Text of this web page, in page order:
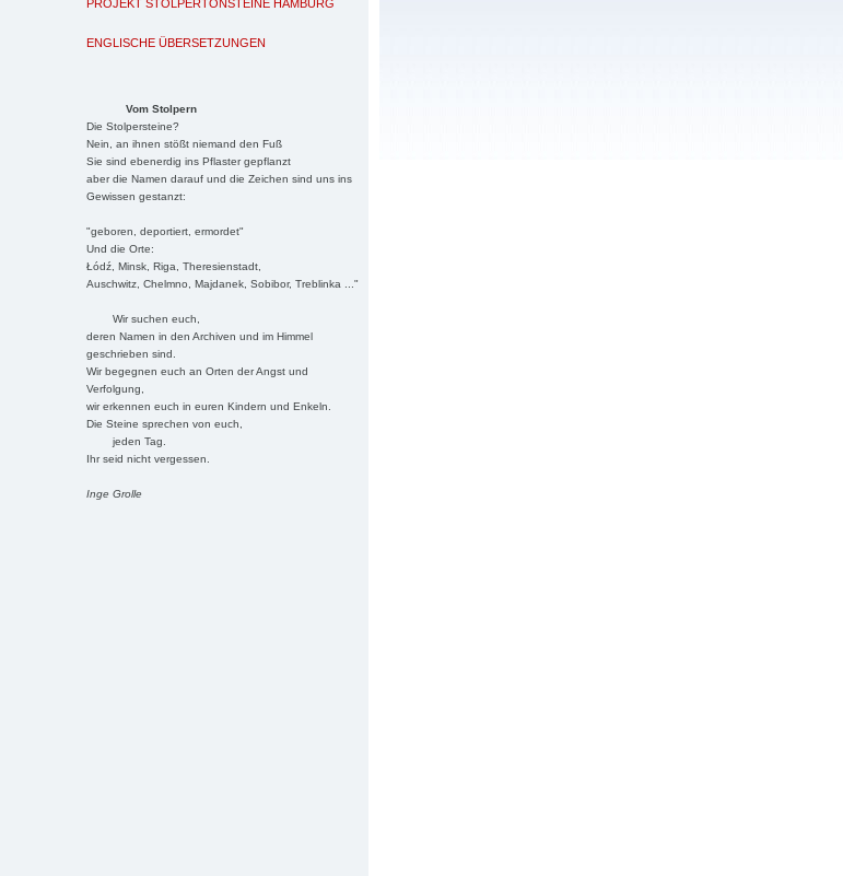
PROJEKT STOLPERTONSTEINE HAMBURG
ENGLISCHE ÜBERSETZUNGEN
Vom Stolpern
Die Stolpersteine?
Nein, an ihnen stößt niemand den Fuß
Sie sind ebenerdig ins Pflaster gepflanzt
aber die Namen darauf und die Zeichen sind uns ins
Gewissen gestanzt:
"geboren, deportiert, ermordet"
Und die Orte:
Łódź, Minsk, Riga, Theresienstadt,
Auschwitz, Chelmno, Majdanek, Sobibor, Treblinka ..."
Wir suchen euch,
deren Namen in den Archiven und im Himmel
geschrieben sind.
Wir begegnen euch an Orten der Angst und
Verfolgung,
wir erkennen euch in euren Kindern und Enkeln.
Die Steine sprechen von euch,
jeden Tag.
Ihr seid nicht vergessen.
Inge Grolle